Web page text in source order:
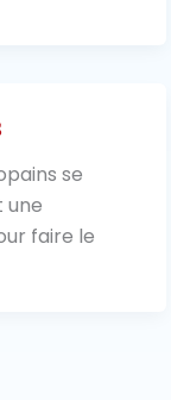
se
une
faire le